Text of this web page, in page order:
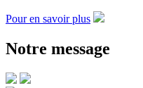
Pour en savoir plus
Notre message